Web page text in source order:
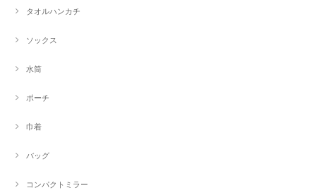
タオルハンカチ
ソックス
水筒
ポーチ
巾着
バッグ
コンパクトミラー